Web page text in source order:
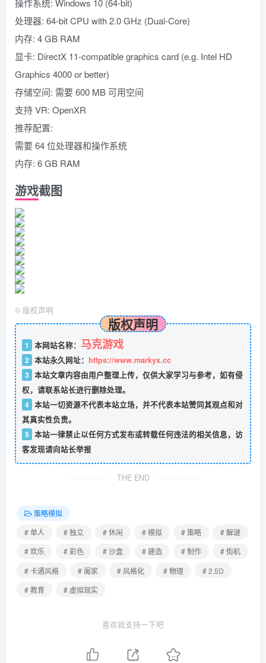
操作系统: Windows 10 (64-bit)
处理器: 64-bit CPU with 2.0 GHz (Dual-Core)
内存: 4 GB RAM
显卡: DirectX 11-compatible graphics card (e.g. Intel HD
Graphics 4000 or better)
存储空间: 需要 600 MB 可用空间
支持 VR: OpenXR
推荐配置:
需要 64 位处理器和操作系统
内存: 6 GB RAM
游戏截图
© 版权声明
版权声明
1 本网站名称： 马克游戏
2 本站永久网址： https://www.markyx.cc
3 本站文章内容由用户整理上传，仅供大家学习与参考，如有侵
权，请联系站长进行删除处理。
4 本站一切资源不代表本站立场，并不代表本站赞同其观点和对
其真实性负责。
5 本站一律禁止以任何方式发布或转载任何违法的相关信息，访
客发现请向站长举报
THE END
策略模拟
# 单人
# 独立 # 休闲 # 模拟 # 策略
# 解谜
# 欢乐
# 彩色 # 沙盒 # 建造 # 制作
# 街机
# 卡通风格
# 阖家 # 风格化 # 物理
# 2.5D
# 教育
# 虚拟现实
喜欢就支持一下吧